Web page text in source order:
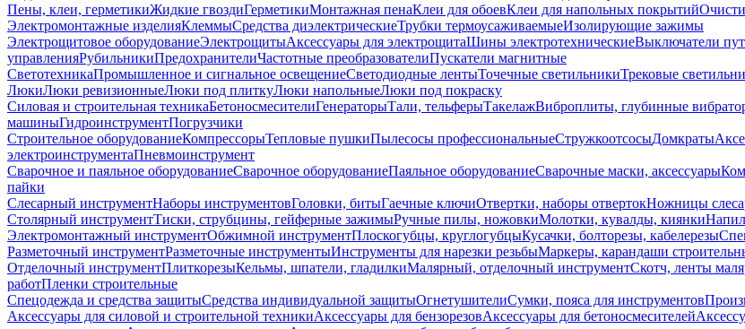
Пены, клеи, герметикиЖидкие гвоздиГерметикиМонтажная пенаКлеи для обоевКлеи для напольных покрытий
Электромонтажные изделияКлеммыСредства диэлектрическиеТрубки термоусаживаемыеИзолирующие зажимы
Электрощитовое оборудованиеЭлектрощитыАксессуары для электрощитаШины электротехническиеВыключатели
управленияРубильникиПредохранителиЧастотные преобразователиПускатели магнитные
СветотехникаПромышленное и сигнальное освещениеСветодиодные лентыТочечные светильникиТрековые
ЛюкиЛюки ревизионныеЛюки под плиткуЛюки напольныеЛюки под покраску
Силовая и строительная техникаБетоносмесителиГенераторыТали, тельферыТакелажВиброплиты, глубинные
машиныГидроинструментПогрузчики
Строительное оборудованиеКомпрессорыТепловые пушкиПылесосы профессиональныеСтружкоотсосыДомкраты
электроинструментаПневмоинструмент
Сварочное и паяльное оборудованиеСварочное оборудованиеПаяльное оборудованиеСварочные маски, аксессуары
пайки
Слесарный инструментНаборы инструментовГоловки, битыГаечные ключиОтвертки, наборы отвертокНожницы
Столярный инструментТиски, струбцины, гейферные зажимыРучные пилы, ножовкиМолотки, кувалды, киянки
Электромонтажный инструментОбжимной инструментПлоскогубцы, круглогубцыКусачки, болторезы, кабелерезы
Разметочный инструментРазметочные инструментыИнструменты для нарезки резьбыМаркеры, карандаши
Отделочный инструментПлиткорезыКельмы, шпатели, гладилкиМалярный, отделочный инструментСкотч, ленты
работПленки строительные
Спецодежда и средства защитыСредства индивидуальной защитыОгнетушителиСумки, пояса для инструментов
Аксессуары для силовой и строительной техникиАксессуары для бензорезовАксессуары для бетоносмесителей